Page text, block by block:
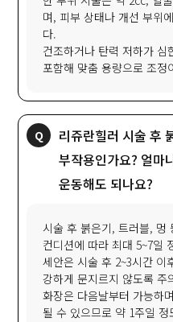
며, 피부 상태나 개선 부위
다.
건조하거나 탄력 저하가 심
포함해 맞춤 용량으로 조정
리쥬란힐러 시술 후
부작용인가요? 얼마
운동해도 되나요?
시술 후 붉은기, 트러블, 멍
컨디션에 따라 최대 5~7일
세안은 시술 후 2~3시간 이
강하게 문지르지 않도록 주
화장은 다음날부터 가능하
될 수 있으므로 약 1주일